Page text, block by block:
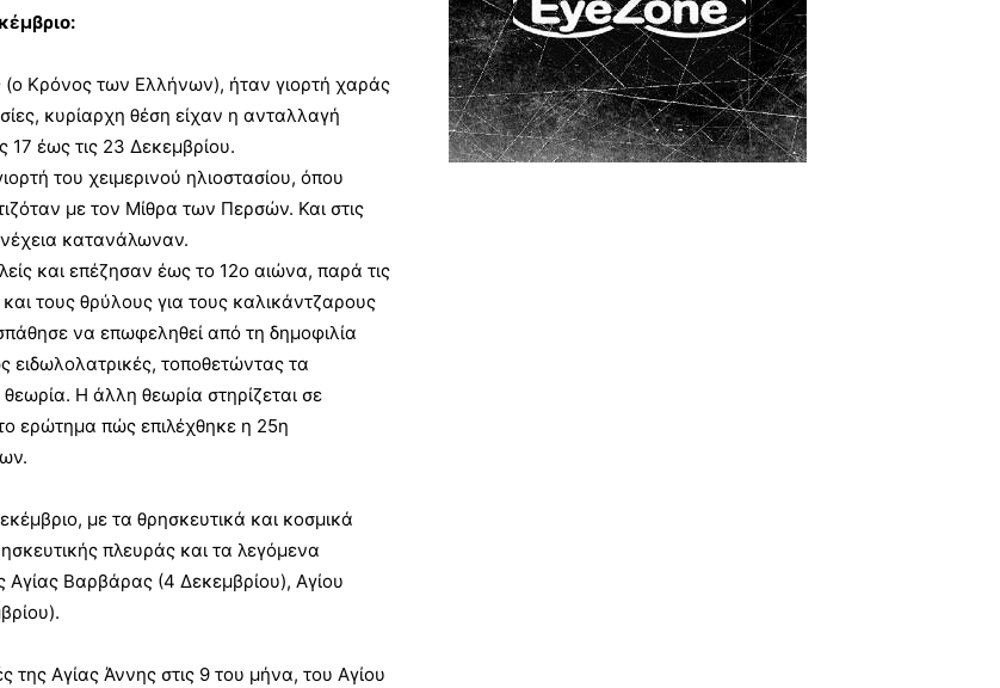
(ο Κρόνος των Ελλήνων), ήταν γιορτή χαράς
κυρίαρχη θέση είχαν η ανταλλαγή
17 έως τις 23 Δεκεμβρίου.
του χειμερινού ηλιοστασίου, όπου
με τον Μίθρα των Περσών. Και στις
κατανάλωναν.
και επέζησαν έως το 12ο αιώνα, παρά τις
τους θρύλους για τους καλικάντζαρους
να επωφεληθεί από τη δημοφιλία
τοποθετώντας τα
Η άλλη θεωρία στηρίζεται σε
ερώτημα πώς επιλέχθηκε η 25η
με τα θρησκευτικά και κοσμικά
πλευράς και τα λεγόμενα
Αγίας Βαρβάρας (4 Δεκεμβρίου), Αγίου
της Αγίας Άννης στις 9 του μήνα, του Αγίου